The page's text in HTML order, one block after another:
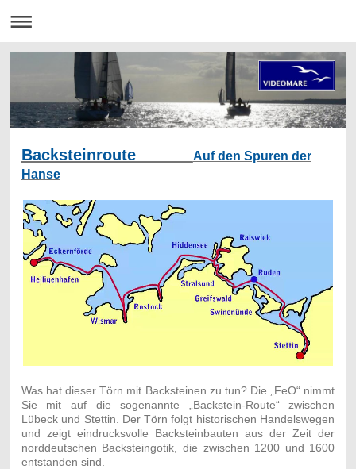
Backsteinroute
Auf den Spuren der
Hanse
Was hat dieser Törn mit Backsteinen zu tun? Die „FeO“ nimmt
Sie mit auf die sogenannte „Backstein-Route“ zwischen
Lübeck und Stettin. Der Törn folgt historischen Handelswegen
und zeigt eindrucksvolle Backsteinbauten aus der Zeit der
norddeutschen Backsteingotik, die zwischen 1200 und 1600
entstanden sind.